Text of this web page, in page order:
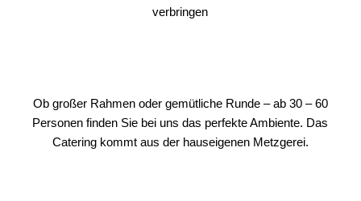
verbringen
Ob großer Rahmen oder gemütliche Runde – ab 30 – 60
Personen finden Sie bei uns das perfekte Ambiente. Das
Catering kommt aus der hauseigenen Metzgerei.